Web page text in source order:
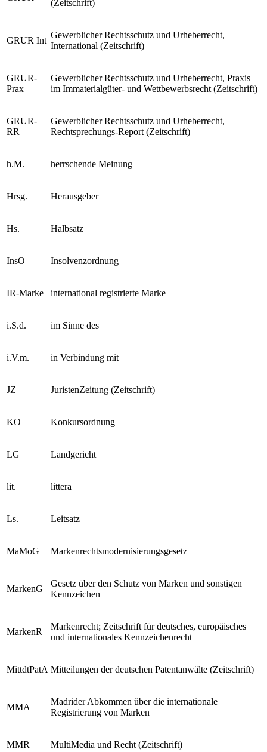
(Zeitschrift)
GRUR Int
Gewerblicher Rechtsschutz und Urheberrecht,
International (Zeitschrift)
GRUR-
Prax
Gewerblicher Rechtsschutz und Urheberrecht, Praxis
im Immaterialgüter- und Wettbewerbsrecht (Zeitschrift)
GRUR-
RR
Gewerblicher Rechtsschutz und Urheberrecht,
Rechtsprechungs-Report (Zeitschrift)
h.M. herrschende Meinung
Hrsg. Herausgeber
Hs. Halbsatz
InsO Insolvenzordnung
IR-Marke international registrierte Marke
i.S.d. im Sinne des
i.V.m. in Verbindung mit
JZ JuristenZeitung (Zeitschrift)
KO Konkursordnung
LG Landgericht
lit. littera
Ls. Leitsatz
MaMoG Markenrechtsmodernisierungsgesetz
MarkenG
Gesetz über den Schutz von Marken und sonstigen
Kennzeichen
MarkenR
Markenrecht; Zeitschrift für deutsches, europäisches
und internationales Kennzeichenrecht
MittdtPatA Mitteilungen der deutschen Patentanwälte (Zeitschrift)
MMA
Madrider Abkommen über die internationale
Registrierung von Marken
MMR MultiMedia und Recht (Zeitschrift)